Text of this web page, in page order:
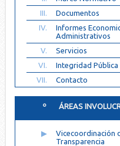
III.
Documentos
IV.
Informes
Administrativos
V.
Servicios
VI.
Integridad Pública
VII.
Contacto
º ÁREAS
▶
Vicecoordinación
Transparencia